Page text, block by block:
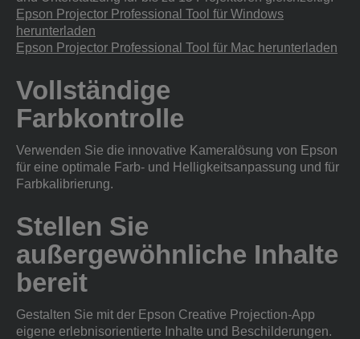
Epson Projector Professional Tool für Windows
herunterladen
Epson Projector Professional Tool für Mac herunterladen
Vollständige
Farbkontrolle
Verwenden Sie die innovative Kameralösung von Epson
für eine optimale Farb- und Helligkeitsanpassung und für
Farbkalibrierung.
Stellen Sie
außergewöhnliche Inhalte
bereit
Gestalten Sie mit der Epson Creative Projection-App
eigene erlebnisorientierte Inhalte und Beschilderungen.